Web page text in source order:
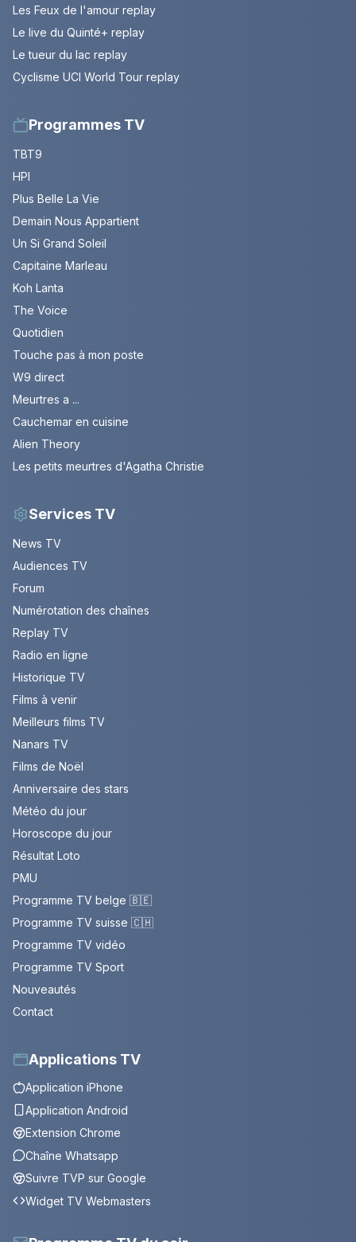
Les Feux de l'amour replay
Le live du Quinté+ replay
Le tueur du lac replay
Cyclisme UCI World Tour replay
Programmes TV
TBT9
HPI
Plus Belle La Vie
Demain Nous Appartient
Un Si Grand Soleil
Capitaine Marleau
Koh Lanta
The Voice
Quotidien
Touche pas à mon poste
W9 direct
Meurtres a ...
Cauchemar en cuisine
Alien Theory
Les petits meurtres d'Agatha Christie
Services TV
News TV
Audiences TV
Forum
Numérotation des chaînes
Replay TV
Radio en ligne
Historique TV
Films à venir
Meilleurs films TV
Nanars TV
Films de Noël
Anniversaire des stars
Météo du jour
Horoscope du jour
Résultat Loto
PMU
Programme TV belge 🇧🇪
Programme TV suisse 🇨🇭
Programme TV vidéo
Programme TV Sport
Nouveautés
Contact
Applications TV
Application iPhone
Application Android
Extension Chrome
Chaîne Whatsapp
Suivre TVP sur Google
Widget TV Webmasters